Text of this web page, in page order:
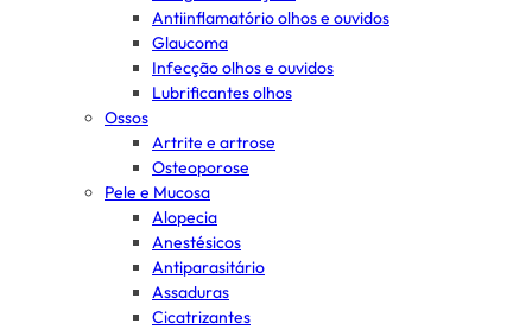
Antiinflamatório olhos e ouvidos
Glaucoma
Infecção olhos e ouvidos
Lubrificantes olhos
Ossos
Artrite e artrose
Osteoporose
Pele e Mucosa
Alopecia
Anestésicos
Antiparasitário
Assaduras
Cicatrizantes